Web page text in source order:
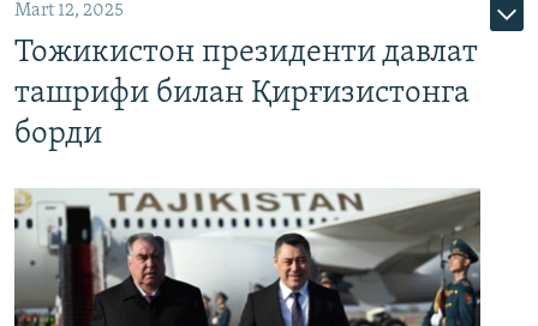
Mart 12, 2025
Тожикистон президенти давлат
ташрифи билан Қирғизистонга
борди